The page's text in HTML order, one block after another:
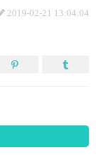
2019-02-21 13:04:04